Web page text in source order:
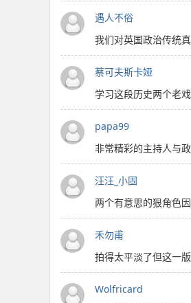
遇人不俗
我们对英国政治传统
蔡可夫斯卡娅
学习这段历史两个老
papa99
非常精彩的主持人与
汪汪_小固
两个有意思的狠角色
禾勿甫
拍得太平淡了但这一
Wolfricard